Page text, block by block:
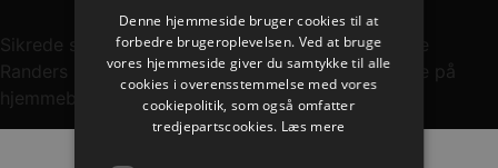
Sikrede sig pladsen ved på hjemmebane at besejre
Randers 34-29 – møder liga-holdet Herning-Hauge på
hjemmebane i semifinalen
Denne hjemmeside bruger cookies til at
forbedre brugeroplevelsen. Ved at bruge
vores hjemmeside giver du samtykke til alle
cookies i overensstemmelse med vores
cookiepolitik, som også omfatter
tredjepartscookies. Læs mere